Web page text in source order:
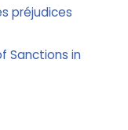
préjudices
Sanctions in